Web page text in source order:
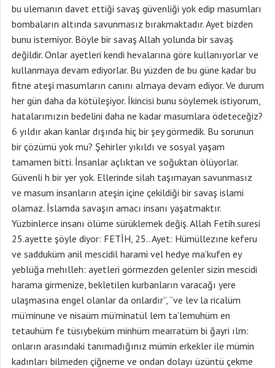
bu ulemanın davet ettiği savaş güvenliği yok edip masumları
bombaların altında savunmasız bırakmaktadır. Ayet bizden
bunu istemiyor. Böyle bir savaş Allah yolunda bir savaş
değildir. Onlar ayetleri kendi hevalarına göre kullanıyorlar ve
kullanmaya devam ediyorlar. Bu yüzden de bu güne kadar bu
fitne ateşi masumların canını almaya devam ediyor. Ve durum
her gün daha da kötüleşiyor. İkincisi bunu söylemek istiyorum,
hatalarımızın bedelini daha ne kadar masumlara ödeteceğiz?
6 yıldır akan kanlar dışında hiç bir şey görmedik. Bu sorunun
bir çözümü yok mu? Şehirler yıkıldı ve sosyal yaşam
tamamen bitti. İnsanlar açlıktan ve soğuktan ölüyorlar.
Güvenli h bir yer yok. Ellerinde silah taşımayan savunmasız
ve masum insanların ateşin içine çekildiği bir savaş islami
olamaz. İslamda savaşın amacı insanı yaşatmaktır.
Yüzbinlerce insanı ölüme sürüklemek değiş. Allah Fetih.suresi
25.ayette şöyle diyor: FETİH, 25.. Ayet: Hümüllezıne keferu
ve sadduküm anil mescidil harami vel hedye ma’kufen ey
yeblüğa mehılleh: ayetleri görmezden gelenler sizin mescidi
harama girmenize, bekletilen kurbanların varacağı yere
ulaşmasına engel olanlar da onlardır”, “ve lev la ricalüm
mü’minune ve nisaüm mü’minatül lem ta’lemuhüm en
tetauhüm fe tüsıybeküm minhüm mearratüm bi ğayri ılm:
onların arasındaki tanımadığınız mümin erkekler ile mümin
kadınları bilmeden çiğneme ve ondan dolayı üzüntü çekme